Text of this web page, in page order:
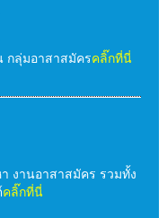
กลุ่มอาสาสมัครคลิ๊กที่นี่
งานอาสาสมัคร รวมทั้ง
คลิ๊กที่นี่